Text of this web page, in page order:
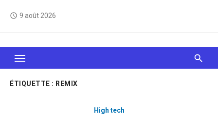
access_time 9 août 2026
Le Web, c'est comme une boîte de chocolats… On
sait jamais sur quoi on va tomber !
ÉTIQUETTE : REMIX
High tech